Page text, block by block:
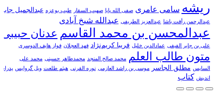
ریشه سامی عامری صفی الله پایا صهیب السقار طیب بوعزه عبدالجمیل جابر
عبدالرحمن رأفت باشا عبدالعزیز الطریفی عبدالله شیخ آبادی
عبدالمحسن بن محمد القاسم عدنان حبیبی
علی بن جابر الفیفی عمادالدین خلیل فریبا کریم‌نژاد فهد العجلان فواز هایف الدوسری
متون طالب العلم محمد صالح المنجد محمدطاهر حسینی محمد علی
السایس مطلق الجاسر موسی بن راشد العازمی نوره القرنی هیثم طلعت ویل گروایس پدرام
اندیش کتاب